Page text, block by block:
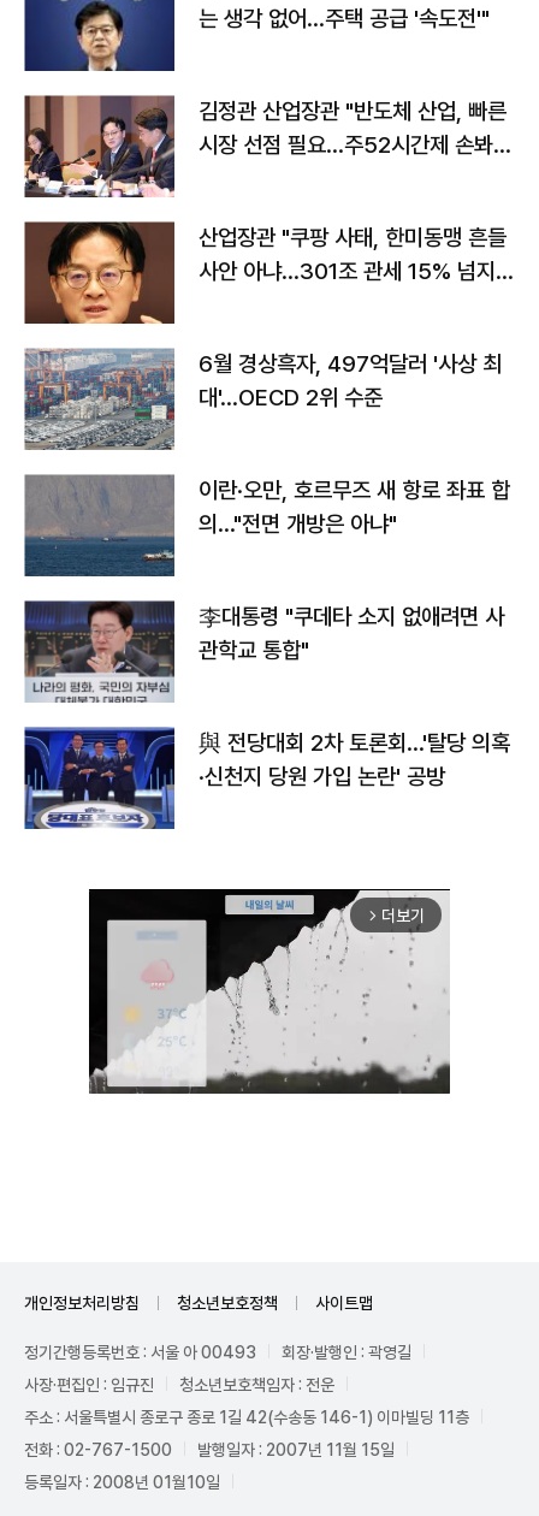
는 생각 없어…주택 공급 '속도전'"
김정관 산업장관 "반도체 산업, 빠른
시장 선점 필요…주52시간제 손봐
산업장관 "쿠팡 사태, 한미동맹 흔들
사안 아냐…301조 관세 15% 넘지
6월 경상흑자, 497억달러 '사상 최
대'…OECD 2위 수준
이란·오만, 호르무즈 새 항로 좌표 합
의…"전면 개방은 아냐"
李대통령 "쿠데타 소지 없애려면 사
관학교 통합"
與 전당대회 2차 토론회…'탈당 의혹
·신천지 당원 가입 논란' 공방
arrow_forward_ios 더보기
개인정보처리방침 청소년보호정책 사이트맵
정기간행등록번호 : 서울 아 00493
회장·발행인 : 곽영길
사장·편집인 : 임규진
청소년보호책임자 : 전운
주소 : 서울특별시 종로구 종로 1길 42(수송동 146-1) 이마빌딩 11층
전화 : 02-767-1500
발행일자 : 2007년 11월 15일
등록일자 : 2008년 01월10일